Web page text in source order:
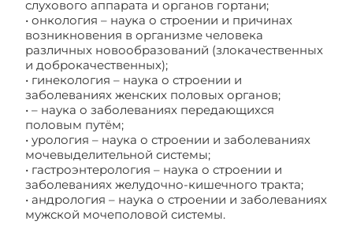
слухового аппарата и органов гортани;
• онкология – наука о строении и причинах
возникновения в организме человека
различных новообразований (злокачественных
и доброкачественных);
• гинекология – наука о строении и
заболеваниях женских половых органов;
• – наука о заболеваниях передающихся
половым путём;
• урология – наука о строении и заболеваниях
мочевыделительной системы;
• гастроэнтерология – наука о строении и
заболеваниях желудочно-кишечного тракта;
• андрология – наука о строении и заболеваниях
мужской мочеполовой системы.